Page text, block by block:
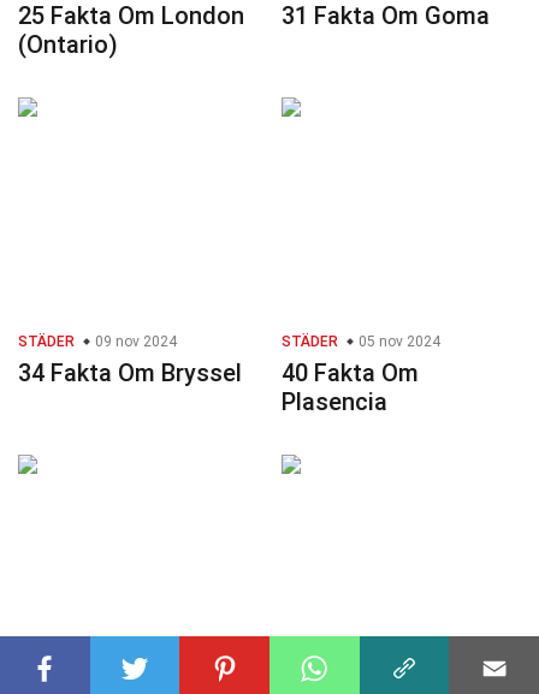
25 Fakta Om London
(Ontario)
31 Fakta Om Goma
STÄDER 09 nov 2024
34 Fakta Om Bryssel
STÄDER 05 nov 2024
40 Fakta Om
Plasencia